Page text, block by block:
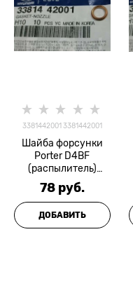
3381442001 3381442001
Шайба форсунки
Porter D4BF
(распылитель)
MOBIS
78 руб.
ДОБАВИТЬ